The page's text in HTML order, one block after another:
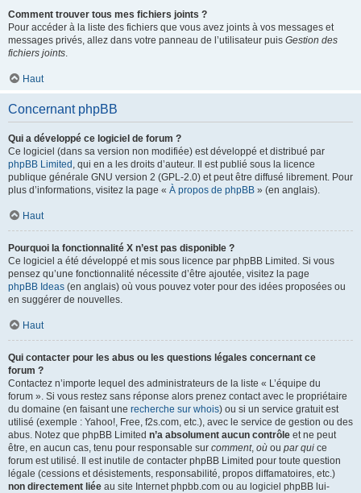
Comment trouver tous mes fichiers joints ?
Pour accéder à la liste des fichiers que vous avez joints à vos messages et
messages privés, allez dans votre panneau de l’utilisateur puis Gestion des
fichiers joints.
Haut
Concernant phpBB
Qui a développé ce logiciel de forum ?
Ce logiciel (dans sa version non modifiée) est développé et distribué par
phpBB Limited , qui en a les droits d’auteur. Il est publié sous la licence
publique générale GNU version 2 (GPL-2.0) et peut être diffusé librement. Pour
plus d’informations, visitez la page « À propos de phpBB » (en anglais).
Haut
Pourquoi la fonctionnalité X n’est pas disponible ?
Ce logiciel a été développé et mis sous licence par phpBB Limited. Si vous
pensez qu’une fonctionnalité nécessite d’être ajoutée, visitez la page
phpBB Ideas (en anglais) où vous pouvez voter pour des idées proposées ou
en suggérer de nouvelles.
Haut
Qui contacter pour les abus ou les questions légales concernant ce
forum ?
Contactez n’importe lequel des administrateurs de la liste « L’équipe du
forum ». Si vous restez sans réponse alors prenez contact avec le propriétaire
du domaine (en faisant une recherche sur whois) ou si un service gratuit est
utilisé (exemple : Yahoo!, Free, f2s.com, etc.), avec le service de gestion ou des
abus. Notez que phpBB Limited n’a absolument aucun contrôle et ne peut
être, en aucun cas, tenu pour responsable sur comment, où ou par qui ce
forum est utilisé. Il est inutile de contacter phpBB Limited pour toute question
légale (cessions et désistements, responsabilité, propos diffamatoires, etc.)
non directement liée au site Internet phpbb.com ou au logiciel phpBB lui-